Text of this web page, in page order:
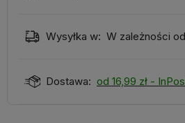
Wysyłka w:
Dostawa: od 16,99 zł -